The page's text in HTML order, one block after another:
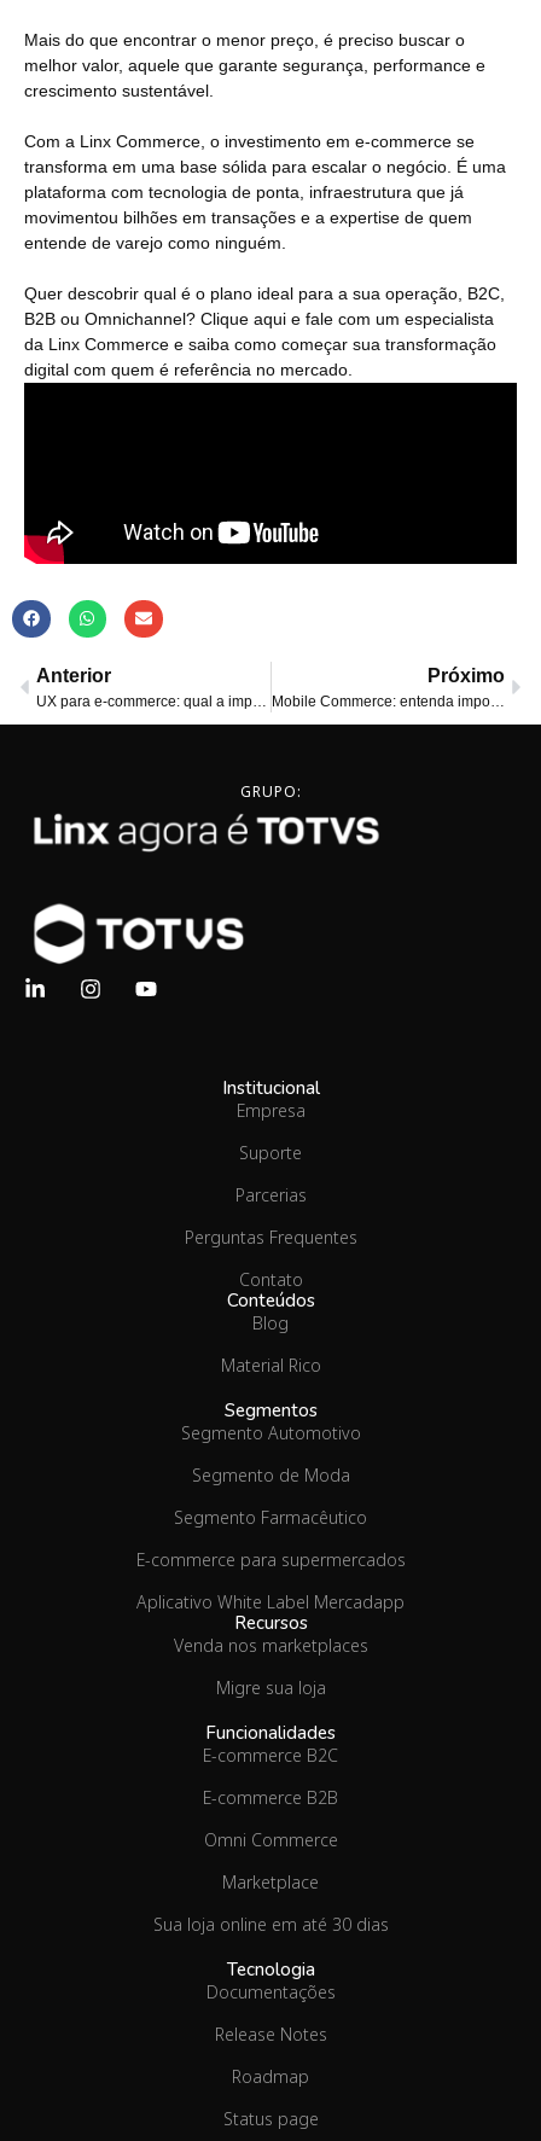
Mais do que encontrar o menor preço, é preciso buscar o
melhor valor, aquele que garante segurança, performance e
crescimento sustentável.
Com a Linx Commerce, o investimento em e-commerce se
transforma em uma base sólida para escalar o negócio. É uma
plataforma com tecnologia de ponta, infraestrutura que já
movimentou bilhões em transações e a expertise de quem
entende de varejo como ninguém.
Quer descobrir qual é o plano ideal para a sua operação, B2C,
B2B ou Omnichannel? Clique aqui e fale com um especialista
da Linx Commerce e saiba como começar sua transformação
digital com quem é referência no mercado.
Anterior
UX para e-commerce: qual a importância e por que otimizá-lo?
Próximo
Mobile Commerce: entenda importância para a sua loja virtual
GRUPO:
Institucional
Empresa
Suporte
Parcerias
Perguntas Frequentes
Contato
Conteúdos
Blog
Material Rico
Segmentos
Segmento Automotivo
Segmento de Moda
Segmento Farmacêutico
E-commerce para supermercados
Aplicativo White Label Mercadapp
Recursos
Venda nos marketplaces
Migre sua loja
Funcionalidades
E-commerce B2C
E-commerce B2B
Omni Commerce
Marketplace
Sua loja online em até 30 dias
Tecnologia
Documentações
Release Notes
Roadmap
Status page